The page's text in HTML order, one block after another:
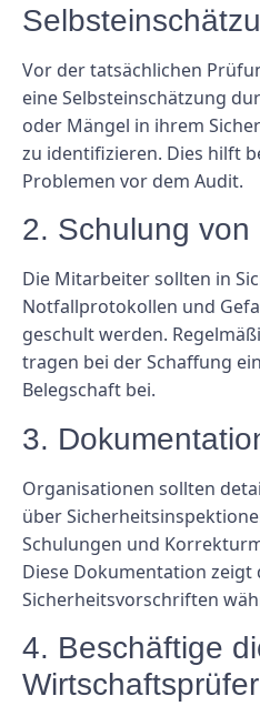
Vor der tatsächlichen
eine Selbsteinschätzung
oder Mängel in ihrem
zu identifizieren. Dies hilft
Problemen vor dem Audit.
2. Schulung von
Die Mitarbeiter sollten in
Notfallprotokollen und
geschult werden.
tragen bei der Schaffung
Belegschaft bei.
3.
Organisationen sollten
über
Schulungen und
Diese Dokumentation zeigt
Sicherheitsvorschriften
4. Beschäftige